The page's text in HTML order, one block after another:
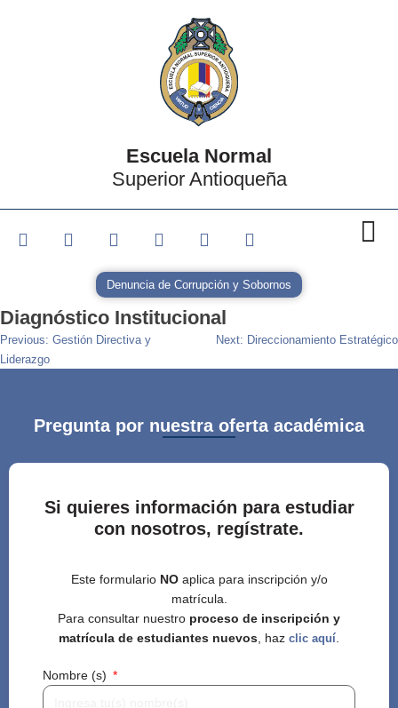
Escuela Normal
Superior Antioqueña
Denuncia de Corrupción y Sobornos
Diagnóstico Institucional
Previous: Gestión Directiva y
Liderazgo
Next: Direccionamiento Estratégico
Pregunta por nuestra oferta académica
Si quieres información para estudiar
con nosotros, regístrate.
Este formulario NOaplica para inscripción y/o
matrícula.
Para consultar nuestro proceso de inscripción y
matrícula de estudiantes nuevos, haz clic aquí.
Nombre (s)